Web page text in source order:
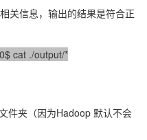
关信息，输出的结果是符合正
cat ./output/*
件夹（因为Hadoop 默认不会